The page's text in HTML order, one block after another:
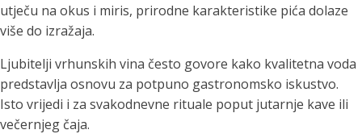
utječu na okus i miris, prirodne karakteristike pića dolaze
više do izražaja.
Ljubitelji vrhunskih vina često govore kako kvalitetna voda
predstavlja osnovu za potpuno gastronomsko iskustvo.
Isto vrijedi i za svakodnevne rituale poput jutarnje kave ili
večernjeg čaja.